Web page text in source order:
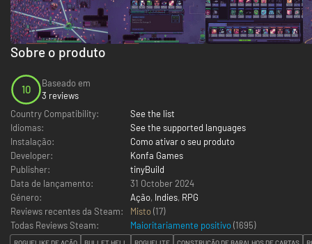
Sobre o produto
10
Baseado em
3 reviews
Country Compatibility:
See the list
Idiomas:
See the supported languages
Instalação:
Como ativar o seu produto
Developer:
Konfa Games
Publisher:
tinyBuild
Data de lançamento:
31 October 2024
Género:
Ação, Indies, RPG
Reviews recentes da Steam:
Misto(17)
Todas Reviews Steam:
Maioritariamente positivo(1695)